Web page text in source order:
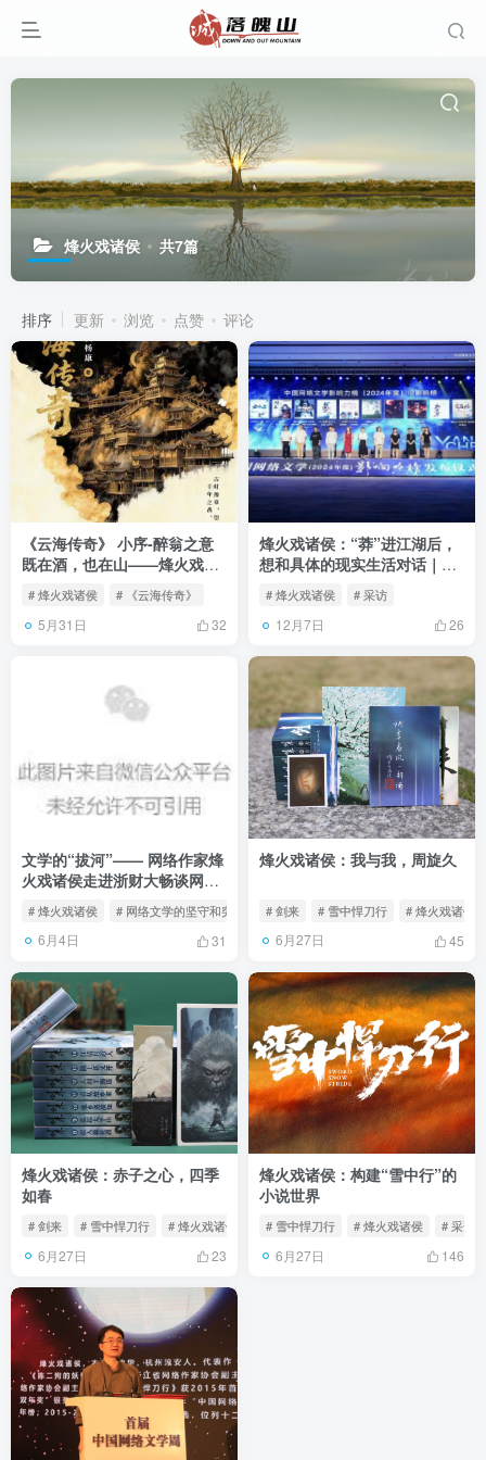
烽火戏诸侯 共7篇
排序 更新 浏览 点赞 评论
《云海传奇》 小序-醉翁之意
既在酒，也在山——烽火戏诸
# 烽火戏诸侯 # 《云海传奇》
5月31日 32
烽火戏诸侯：“莽”进江湖后，
想和具体的现实生活对话｜网
络文学“破壁者”访谈
# 烽火戏诸侯 # 采访
12月7日 26
文学的“拔河”—— 网络作家烽
火戏诸侯走进浙财大畅谈网络
# 烽火戏诸侯 # 网络文学的坚守和突围
6月4日 31
烽火戏诸侯：我与我，周旋久
# 剑来 # 雪中悍刀行 # 烽火戏诸侯
6月27日 45
烽火戏诸侯：赤子之心，四季
如春
# 剑来 # 雪中悍刀行 # 烽火戏诸侯
6月27日 23
烽火戏诸侯：构建“雪中行”的
小说世界
# 雪中悍刀行 # 烽火戏诸侯 # 采访
6月27日 146